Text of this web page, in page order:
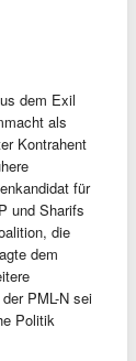
dem Exil
als
Kontrahent
für
und Sharifs
die
dem
PML-N sei
Politik